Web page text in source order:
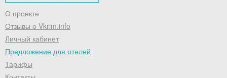
О проекте
Отзывы о Vkrim.info
Личный кабинет
Предложение для отелей
Тарифы